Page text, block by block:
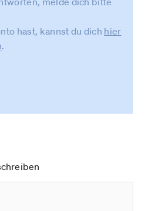
hast, kannst du dich hier
.